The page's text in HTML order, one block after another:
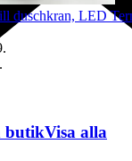
duschkran, LED
.
.
butikVisa alla